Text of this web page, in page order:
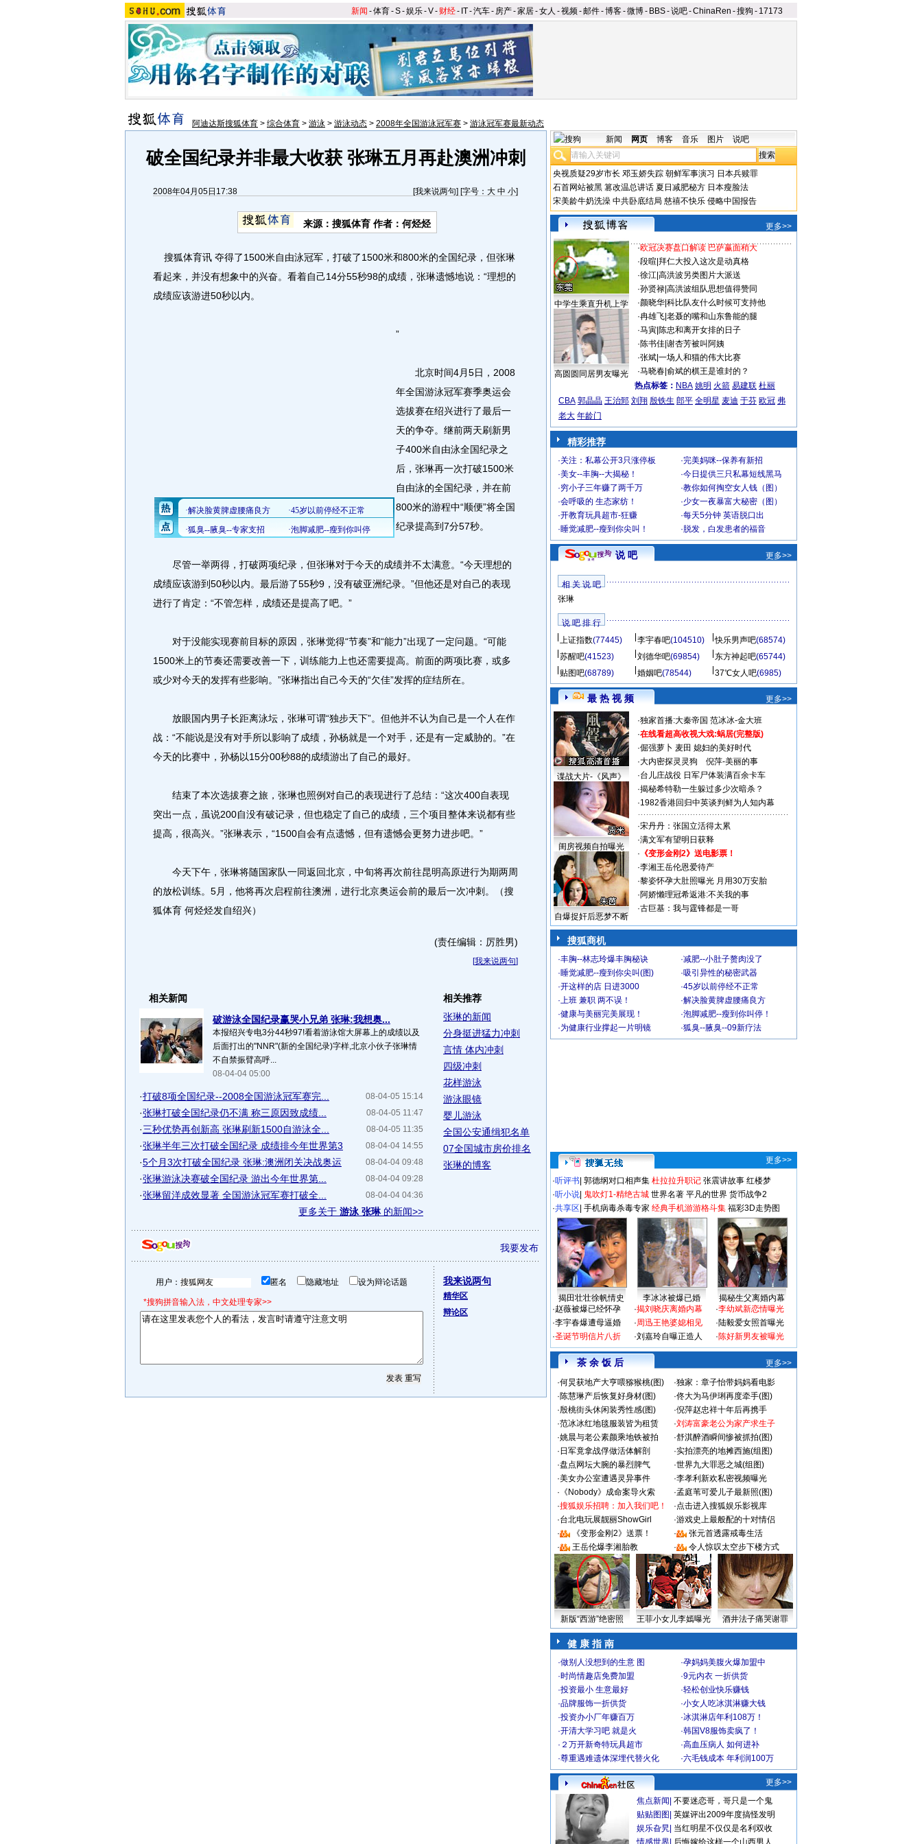
新闻 -体育-S-娱乐-V- 财经- IT-汽车- 房产-家居-女人 -视频-邮件-博客-微博- BBS-说吧-ChinaRen -搜狗 - 17173
阿迪达斯搜狐体育 > 综合体育 > 游泳 > 游泳动态 > 2008年全国游泳冠军赛 > 游泳冠军赛最新动态
破全国纪录并非最大收获 张琳五月再赴澳洲冲刺
2008年04月05日17:38 [我来说两句] [字号： 大 中 小]
来源：搜狐体育 作者：何烃烃
搜狐体育讯 夺得了1500米自由泳冠军，打破了1500米和800米的全国纪录，但张琳
看起来，并没有想象中的兴奋。看着自己14分55秒98的成绩，张琳遗憾地说：“理想的
成绩应该游进50秒以内。
”
北京时间4月5日，2008
年全国游泳冠军赛季奥运会
选拔赛在绍兴进行了最后一
天的争夺。继前两天刷新男
子400米自由泳全国纪录之
后，张琳再一次打破1500米
自由泳的全国纪录，并在前
800米的游程中“顺便”将全国
纪录提高到7分57秒。
尽管一举两得，打破两项纪录，但张琳对于今天的成绩并不太满意。“今天理想的
成绩应该游到50秒以内。最后游了55秒9，没有破亚洲纪录。”但他还是对自己的表现
进行了肯定：“不管怎样，成绩还是提高了吧。”
对于没能实现赛前目标的原因，张琳觉得“节奏”和“能力”出现了一定问题。“可能
1500米上的节奏还需要改善一下，训练能力上也还需要提高。前面的两项比赛，或多
或少对今天的发挥有些影响。”张琳指出自己今天的“欠佳”发挥的症结所在。
放眼国内男子长距离泳坛，张琳可谓“独步天下”。但他并不认为自己是一个人在作
战：“不能说是没有对手所以影响了成绩，孙杨就是一个对手，还是有一定威胁的。”在
今天的比赛中，孙杨以15分00秒88的成绩游出了自己的最好。
结束了本次选拔赛之旅，张琳也照例对自己的表现进行了总结：“这次400自表现
突出一点，虽说200自没有破记录，但也稳定了自己的成绩，三个项目整体来说都有些
提高，很高兴。”张琳表示，“1500自会有点遗憾，但有遗憾会更努力进步吧。”
今天下午，张琳将随国家队一同返回北京，中旬将再次前往昆明高原进行为期两周
的放松训练。5月，他将再次启程前往澳洲，进行北京奥运会前的最后一次冲刺。（搜
狐体育 何烃烃发自绍兴）
(责任编辑：厉胜男)
[我来说两句]
相关新闻
破游泳全国纪录赢哭小兄弟 张琳:我想奥...
本报绍兴专电3分44秒97!看着游泳馆大屏幕上的成绩以及
后面打出的"NNR"(新的全国纪录)字样,北京小伙子张琳情
不自禁振臂高呼...
08-04-04 05:00
08-04-05 15:14
·打破8项全国纪录--2008全国游泳冠军赛完...
08-04-05 11:47
·张琳打破全国纪录仍不满 称三原因致成绩...
08-04-05 11:35
·三秒优势再创新高 张琳刷新1500自游泳全...
08-04-04 14:55
·张琳半年三次打破全国纪录 成绩排今年世界第3
08-04-04 09:48
·5个月3次打破全国纪录 张琳:澳洲闭关决战奥运
08-04-04 09:28
·张琳游泳决赛破全国纪录 游出今年世界第...
08-04-04 04:36
·张琳留洋成效显著 全国游泳冠军赛打破全...
更多关于 游泳 张琳 的新闻>>
相关推荐
张琳的新闻
分身挺进猛力冲刺
言情 体内冲刺
四级冲刺
花样游泳
游泳眼镜
婴儿游泳
全国公安通缉犯名单
07全国城市房价排名
张琳的博客
我要发布
用户： 匿名 隐藏地址 设为辩论话题
*搜狗拼音输入法，中文处理专家>>
我来说两句
精华区
辩论区
新闻 网页 博客 音乐 图片 说吧
央视质疑29岁市长 邓玉娇失踪 朝鲜军事演习 日本兵赎罪
石首网站被黑 篡改温总讲话 夏日减肥秘方 日本瘦脸法
宋美龄牛奶洗澡 中共卧底结局 慈禧不快乐 侵略中国报告
更多>>
中学生乘直升机上学
高圆圆同居男友曝光
·欧冠决赛盘口解读 巴萨赢面稍大
·段暄 拜仁大投入这次是动真格
·徐江| 高洪波另类图片大派送
·孙贤禄| 高洪波组队思想值得赞同
·颜晓华| 科比队友什么时候可支持他
·冉雄飞| 老聂的嘴和山东鲁能的腿
·马寅| 陈忠和离开女排的日子
·陈书佳| 谢杏芳被叫阿姨
·张斌| 一场人和猫的伟大比赛
·马晓春| 俞斌的棋王是谁封的？
热点标签： NBA 姚明 火箭 易建联 杜丽
CBA 郭晶晶 王治郅 刘翔 殷铁生 郎平 全明星 麦迪 于芬 欧冠 弗
老大 年龄门
精彩推荐
·关注：私幕公开3只涨停板 ·完美妈咪--保养有新招
·美女--丰胸--大揭秘！ ·今日提供三只私幕短线黑马
·穷小子三年赚了两千万 ·教你如何掏空女人钱（图）
·会呼吸的 生态家纺！ ·少女一夜暴富大秘密（图）
·开教育玩具超市-狂赚 ·每天5分钟 英语脱口出
·睡觉减肥--瘦到你尖叫！ · 脱发，白发患者的福音
说 吧 更多>>
相 关 说 吧
张琳
说 吧 排 行
上证指数(77445) 李宇春吧(104510) 快乐男声吧(68574)
苏醒吧(41523) 刘德华吧(69854) 东方神起吧(65744)
贴图吧(68789) 婚姻吧(78544) 37℃女人吧(6985)
最 热 视 频 更多>>
谍战大片-《风声》
闺房视频自拍曝光
自爆捉奸后恶梦不断
·独家首播:大秦帝国 范冰冰-金大班
·在线看超高收视大戏:蜗居(完整版)
·倔强萝卜 麦田 媳妇的美好时代
·大内密探灵灵狗
倪萍-美丽的事
·台儿庄战役 日军尸体装满百余卡车
·揭秘希特勒一生躲过多少次暗杀？
·1982香港回归中英谈判鲜为人知内幕
·宋丹丹：张国立活得太累
·满文军有望明日获释
· 《变形金刚2》送电影票！
·李湘王岳伦恩爱待产
·黎姿怀孕大肚照曝光 月用30万安胎
·阿娇懒理冠希返港:不关我的事
·古巨基：我与霆锋都是一哥
搜狐商机
·丰胸--林志玲爆丰胸秘诀 ·减肥--小肚子赘肉没了
·睡觉减肥--瘦到你尖叫(图) ·吸引异性的秘密武器
·开这样的店 日进3000 ·45岁以前停经不正常
·上班 兼职 两不误！ ·解决脸黄脾虚腰痛良方
·健康与美丽完美展现！ ·泡脚减肥--瘦到你叫停！
·为健康行业撑起一片明镜 ·狐臭--腋臭--09新疗法
更多>>
·听评书 郭德纲对口相声集 杜拉拉升职记 张震讲故事 红楼梦
·听小说 鬼吹灯1-精绝古城 世界名著 平凡的世界 货币战争2
·共享区 手机病毒杀毒专家 经典手机游游格斗集 福彩3D走势图
揭田壮壮徐帆情史 李冰冰被爆已婚
揭秘生父离婚内幕
·赵薇被爆已经怀孕
·李宇春爆遭母逼婚
·圣诞节明信片八折
·揭刘晓庆离婚内幕
·周迅王艳婆媳相见
·刘嘉玲自曝正造人
·李幼斌新恋情曝光
·陆毅爱女照首曝光
·陈好新男友被曝光
茶 余 饭 后
更多>>
·何炅获地产大亨喂猕猴桃(图) ·独家：章子怡带妈妈看电影
·陈慧琳产后恢复好身材(图) ·佟大为马伊琍再度牵手(图)
·殷桃街头休闲装秀性感(图) ·倪萍赵忠祥十年后再携手
·范冰冰红地毯服装皆为租赁 ·刘涛富豪老公为家产求生子
·姚晨与老公素颜乘地铁被拍 ·舒淇醉酒瞬间惨被抓拍(图)
· 日军竟拿战俘做活体解剖 ·实拍漂亮的地摊西施(组图)
·盘点网坛大腕的暴烈脾气 ·世界九大罪恶之城(组图)
·美女办公室遭遇灵异事件 ·李孝利新欢私密视频曝光
· 《Nobody》成命案导火索 ·孟庭苇可爱儿子最新照(图)
·搜狐娱乐招聘：加入我们吧！ ·点击进入搜狐娱乐影视库
·台北电玩展靓丽ShowGirl ·游戏史上最般配的十对情侣
·
《变形金刚2》送票！ ·
张元首透露戒毒生活
·
王岳伦爆李湘胎教 · 令人惊叹太空步下楼方式
新版“西游”绝密照 王菲小女儿李嫣曝光 酒井法子痛哭谢罪
健 康 指 南
·做别人没想到的生意 图 ·孕妈妈美腹火爆加盟中
·时尚情趣店免费加盟 ·9元内衣 一折供货
·投资最小 生意最好 ·轻松创业快乐赚钱
·品牌服饰一折供货 ·小女人吃冰淇淋赚大钱
·投资办小厂年赚百万 ·冰淇淋店年利108万！
·开清大学习吧 就是火 ·韩国V8服饰卖疯了！
· ２万开新奇特玩具超市 ·高血压病人 如何进补
·尊重遇难遗体深埋代替火化 ·六毛钱成本 年利润100万
更多>>
焦点新闻 不要迷恋哥，哥只是一个鬼
贴贴图图 英媒评出2009年度搞怪发明
娱乐旮旯 当红明星不仅仅是名利双收
情感世界 后悔嫁给这样一个山西男人